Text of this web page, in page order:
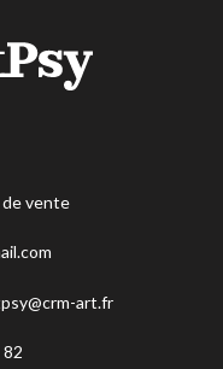
vente
art.fr
82